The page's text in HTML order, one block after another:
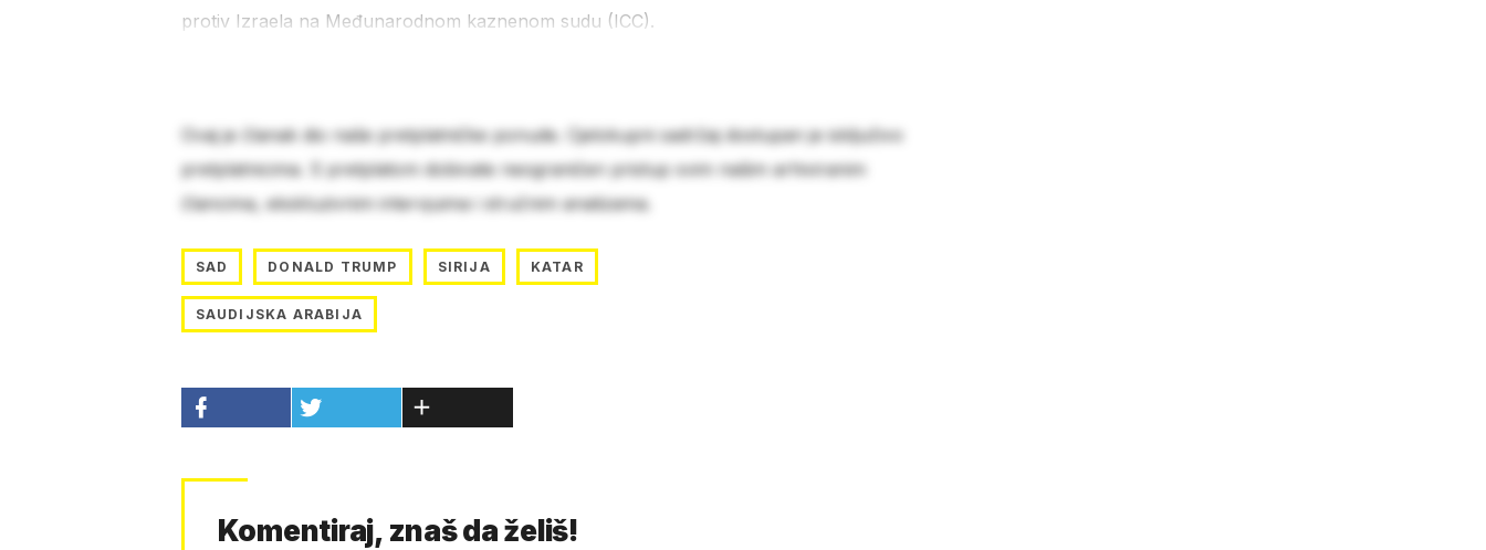
protiv Izraela na Međunarodnom kaznenom sudu (ICC).
Ovaj je članak dio naše pretplatničke ponude. Cjelokupni sadržaj dostupan je isključivo
pretplatnicima. S pretplatom dobivate neograničen pristup svim našim arhiviranim
člancima, ekskluzivnim intervjuima i stručnim analizama.
SAD DONALD TRUMP SIRIJA KATAR
SAUDIJSKA ARABIJA
Komentiraj, znaš da želiš!